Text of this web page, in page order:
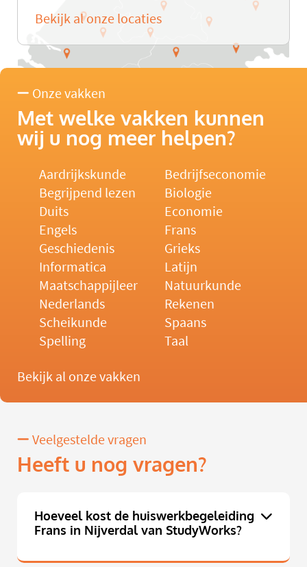
Bekijk al onze locaties
Onze vakken
Met welke vakken kunnen
wij u nog meer helpen?
Aardrijkskunde
Bedrijfseconomie
Begrijpend lezen
Biologie
Duits
Economie
Engels
Frans
Geschiedenis
Grieks
Informatica
Latijn
Maatschappijleer
Natuurkunde
Nederlands
Rekenen
Scheikunde
Spaans
Spelling
Taal
Bekijk al onze vakken
Veelgestelde vragen
Heeft u nog vragen?
Hoeveel kost de huiswerkbegeleiding
Frans in Nijverdal van StudyWorks?